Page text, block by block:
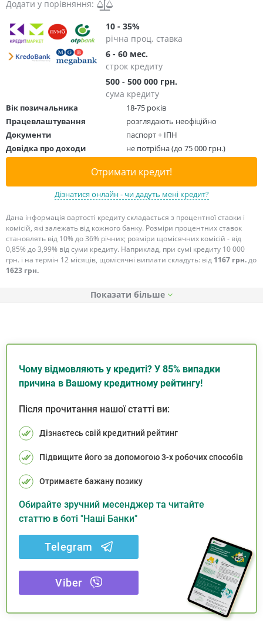
Додати у порівняння:
10 - 35%
річна проц. ставка
6 - 60 мес.
строк кредиту
500 - 500 000 грн.
сума кредиту
Вік позичальника
18-75 років
Працевлаштування
розглядають неофіційно
Документи
паспорт + ІПН
Довідка про доходи
не потрібна (до 75 000 грн.)
Отримати кредит!
Дізнатися онлайн - чи дадуть мені кредит?
Дана інформація вартості кредиту складається з процентної ставки і
комісій, які залежать від кожного банку. Розміри процентних ставок
становлять від 10% до 36% річних; розміри щомісячних комісій - від
0,85% до 3,99% від суми кредиту. Наприклад, при сумі кредиту 10 000
грн. і на термін 12 місяців, щомісячні виплати складуть: від 1167 грн.до
1623 грн.
Показати
Чому відмовляють у кредиті? У 85% випадки
причина в Вашому кредитному рейтингу!
Після прочитання нашої статті ви:
Дізнаєтесь свій кредитний рейтинг
Підвищите його за допомогою 3-х робочих способів
Отримаєте бажану позику
Обирайте зручний месенджер та читайте
статтю в боті "Наші Банки"
Telegram
Viber